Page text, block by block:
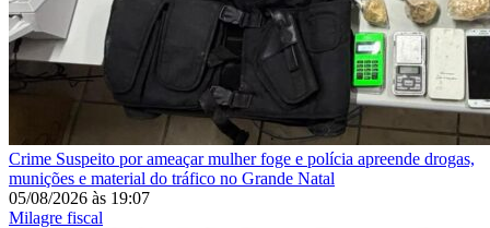
Crime Suspeito por ameaçar mulher foge e polícia apreende drogas,
munições e material do tráfico no Grande Natal
05/08/2026 às 19:07
Milagre fiscal